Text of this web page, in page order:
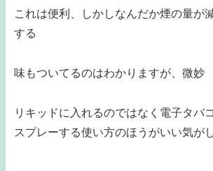
これは便利、しかしなんだか煙の量が
する
味もついてるのはわかりますが、微妙
リキッドに入れるのではなく電子タバ
スプレーする使い方のほうがいい気が